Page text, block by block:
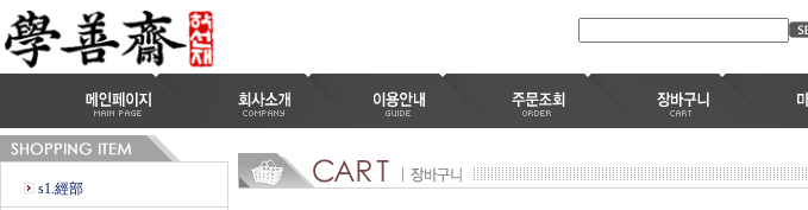
s1.經部